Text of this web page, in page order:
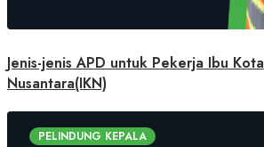
Jenis-jenis APD untuk Pekerja Ibu Kota
Nusantara(IKN)
PELINDUNG KEPALA